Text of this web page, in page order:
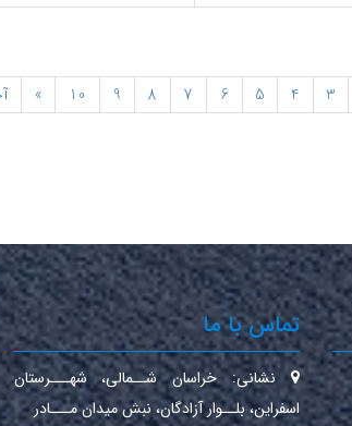
3
4
5
6
7
8
9
10
»
تماس با ما
نشانی:خراسان شــمالی‌، شهـــرستان
اسفراین‌، بلــوار آزادگان، نبش میدان مـــادر